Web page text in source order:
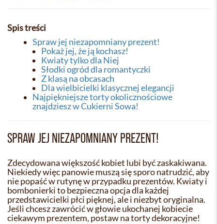
Spis treści
Spraw jej niezapomniany prezent!
Pokaż jej, że ją kochasz!
Kwiaty tylko dla Niej
Słodki ogród dla romantyczki
Z klasą na obcasach
Dla wielbicielki klasycznej elegancji
Najpiękniejsze torty okolicznościowe
znajdziesz w Cukierni Sowa!
SPRAW JEJ NIEZAPOMNIANY PREZENT!
Zdecydowana większość kobiet lubi być zaskakiwana.
Niekiedy więc panowie muszą się sporo natrudzić, aby
nie popaść w rutynę w przypadku prezentów. Kwiaty i
bombonierki to bezpieczna opcja dla każdej
przedstawicielki płci pięknej, ale i niezbyt oryginalna.
Jeśli chcesz zawrócić w głowie ukochanej kobiecie
ciekawym prezentem, postaw na torty dekoracyjne!